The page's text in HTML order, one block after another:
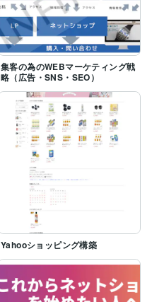
集客の為のWEBマーケティング戦
略（広告・SNS・SEO）
Yahooショッピング構築